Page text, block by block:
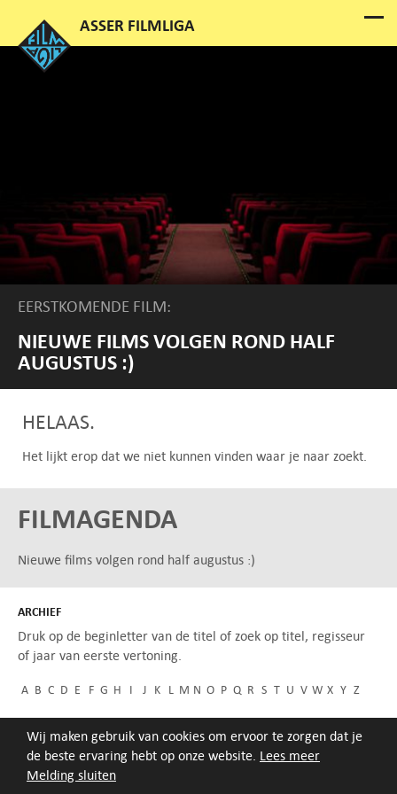
Melding sluiten
Wij maken gebruik van cookies om ervoor te zorgen dat je
de beste ervaring hebt op onze website. Lees meer
EERSTKOMENDE FILM:
NIEUWE FILMS VOLGEN ROND HALF
AUGUSTUS :)
HELAAS.
Het lijkt erop dat we niet kunnen vinden waar je naar zoekt.
FILMAGENDA
Nieuwe films volgen rond half augustus :)
ARCHIEF
Druk op de beginletter van de titel of zoek op titel, regisseur
of jaar van eerste vertoning.
A B C D E F G H I J K L M N O P Q R S T U V W X Y Z